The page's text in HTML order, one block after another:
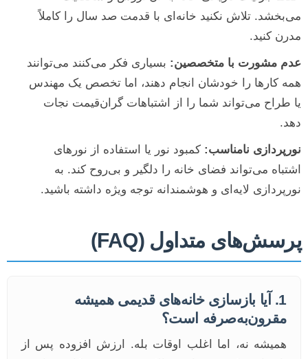
می‌بخشد. تلاش نکنید خانه‌ای با قدمت صد سال را کاملاً
مدرن کنید.
عدم مشورت با متخصصین: بسیاری فکر می‌کنند می‌توانند
همه کارها را خودشان انجام دهند، اما تخصص یک مهندس
یا طراح می‌تواند شما را از اشتباهات گران‌قیمت نجات
دهد.
نورپردازی نامناسب: کمبود نور یا استفاده از نورهای
اشتباه می‌تواند فضای خانه را دلگیر و بی‌روح کند. به
نورپردازی لایه‌ای و هوشمندانه توجه ویژه داشته باشید.
پرسش‌های متداول (FAQ)
1. آیا بازسازی خانه‌های قدیمی همیشه
مقرون‌به‌صرفه است؟
همیشه نه، اما اغلب اوقات بله. ارزش افزوده پس از